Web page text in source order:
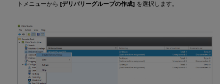
トメニューから [デリバリーグループの作成] を選択します。